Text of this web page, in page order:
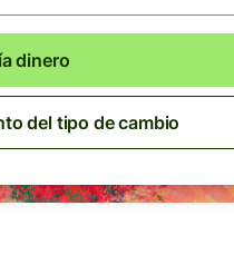
dinero
del tipo de cambio